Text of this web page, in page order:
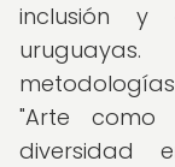
inclusión y
"Arte
diversidad